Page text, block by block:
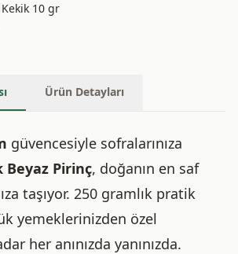
10 gr
Ürün Detayları
güvencesiyle sofralarınıza
Beyaz Pirinç, doğanın en saf
taşıyor. 250 gramlık pratik
yemeklerinizden özel
her anınızda yanınızda.